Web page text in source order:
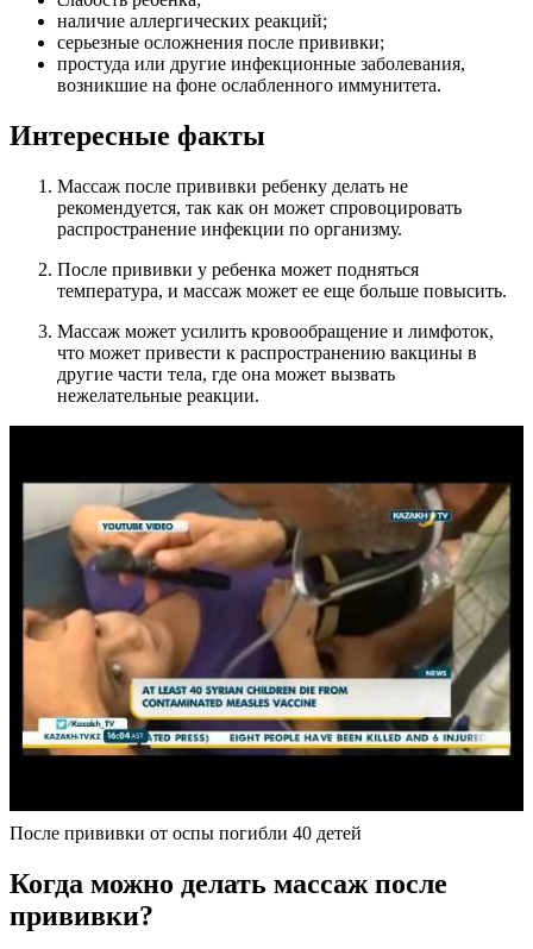
наличие аллергических реакций;
серьезные осложнения после прививки;
простуда или другие инфекционные заболевания,
возникшие на фоне ослабленного иммунитета.
Интересные факты
Массаж после прививки ребенку делать не
рекомендуется, так как он может спровоцировать
распространение инфекции по организму.
После прививки у ребенка может подняться
температура, и массаж может ее еще больше повысить.
Массаж может усилить кровообращение и лимфоток,
что может привести к распространению вакцины в
другие части тела, где она может вызвать
нежелательные реакции.
После прививки от оспы погибли 40 детей
Когда можно делать массаж после
прививки?